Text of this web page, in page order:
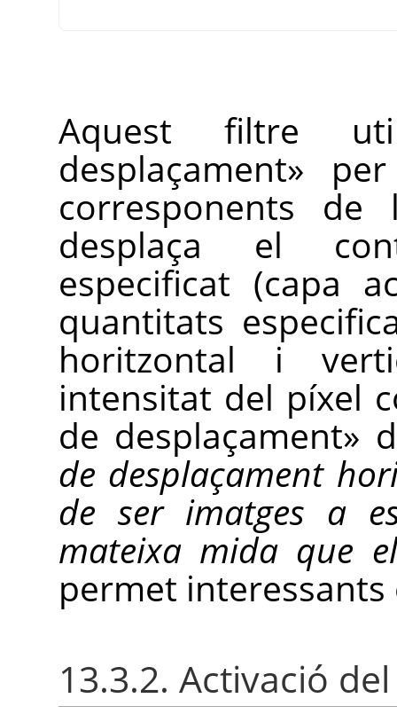
Aquest filtre
desplaçament»
corresponents
desplaça el
especificat (capa
quantitats
horitzontal i
intensitat del píxel
de desplaçament»
de desplaçament
de ser imatges a
mateixa mida que
permet
13.3.2. Activació